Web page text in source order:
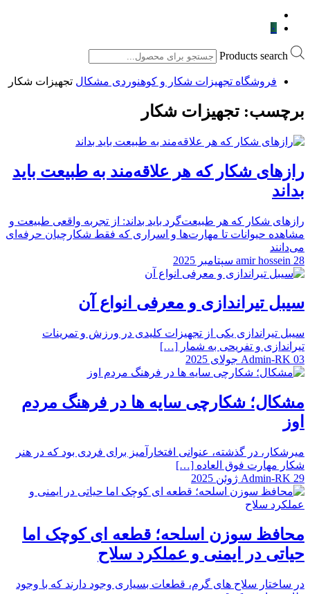
۰
Products search
فروشگاه تجهیزات شکار و کوهنوردی مشکال تجهیزات شکار
برچسب: تجهیزات شکار
رازهای شکار که هر علاقه‌مند به طبیعت باید
بداند
رازهای شکار که هر طبیعت‌گرد باید بداند: از تجربه واقعی طبیعت و
مشاهده حیوانات تا مهارت‌ها و اسراری که فقط شکارچیان حرفه‌ای
می‌دانند
amir hossein 28 سپتامبر 2025
سیبل تیراندازی و معرفی انواع آن
سیبل تیراندازی یکی از تجهیزات کلیدی در ورزش و تمرینات
تیراندازی و تفریحی به شمار […]
Admin-RK 03 جولای 2025
مشکال؛ شکارچی سایه‌ ها در فرهنگ مردم
اوز
میرشکار، در گذشته، عنوانی افتخارآمیز برای فردی بود که در هنر
شکار مهارت فوق العاده […]
Admin-RK 29 ژوئن 2025
محافظ سوزن اسلحه؛ قطعه ای کوچک اما
حیاتی در ایمنی و عملکرد سلاح
در ساختار سلاح های گرم، قطعات بسیاری وجود دارند که با وجود